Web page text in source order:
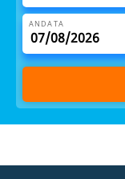
ANDATA